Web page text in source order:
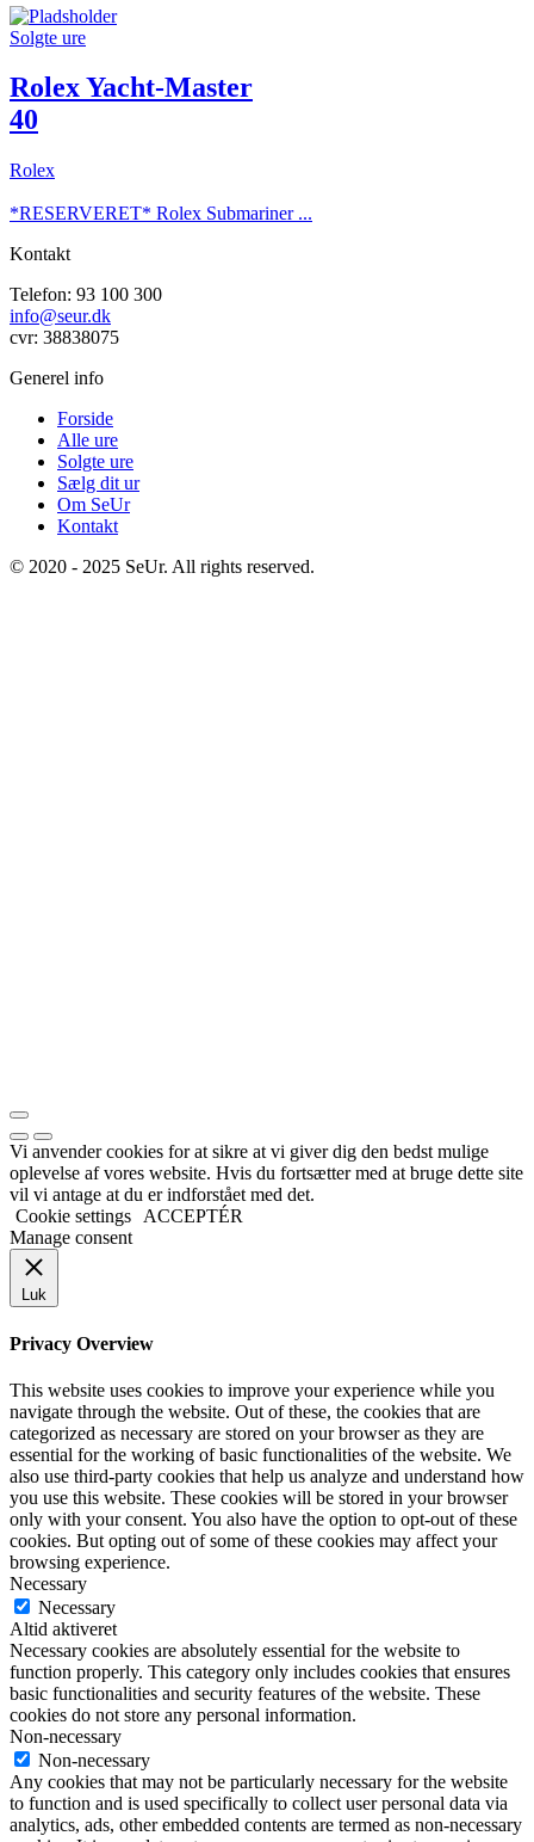
Solgte ure
Rolex Yacht-Master
40
Rolex
*RESERVERET* Rolex Submariner ...
Kontakt
Telefon: 93 100 300
info@seur.dk
cvr: 38838075
Generel info
Forside
Alle ure
Solgte ure
Sælg dit ur
Om SeUr
Kontakt
© 2020 - 2025 SeUr. All rights reserved.
Vi anvender cookies for at sikre at vi giver dig den bedst mulige
oplevelse af vores website. Hvis du fortsætter med at bruge dette site
vil vi antage at du er indforstået med det.
Cookie settings
ACCEPTÉR
Manage consent
Luk
Privacy Overview
This website uses cookies to improve your experience while you
navigate through the website. Out of these, the cookies that are
categorized as necessary are stored on your browser as they are
essential for the working of basic functionalities of the website. We
also use third-party cookies that help us analyze and understand how
you use this website. These cookies will be stored in your browser
only with your consent. You also have the option to opt-out of these
cookies. But opting out of some of these cookies may affect your
browsing experience.
Necessary
Necessary
Altid aktiveret
Necessary cookies are absolutely essential for the website to
function properly. This category only includes cookies that ensures
basic functionalities and security features of the website. These
cookies do not store any personal information.
Non-necessary
Non-necessary
Any cookies that may not be particularly necessary for the website
to function and is used specifically to collect user personal data via
analytics, ads, other embedded contents are termed as non-necessary